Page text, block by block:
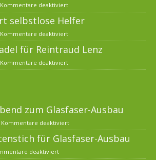
Kommentare deaktiviert
selbstlose Helfer
Kommentare deaktiviert
für Reintraud Lenz
Kommentare deaktiviert
zum Glasfaser-Ausbau
Kommentare deaktiviert
für Glasfaser-Ausbau
deaktiviert